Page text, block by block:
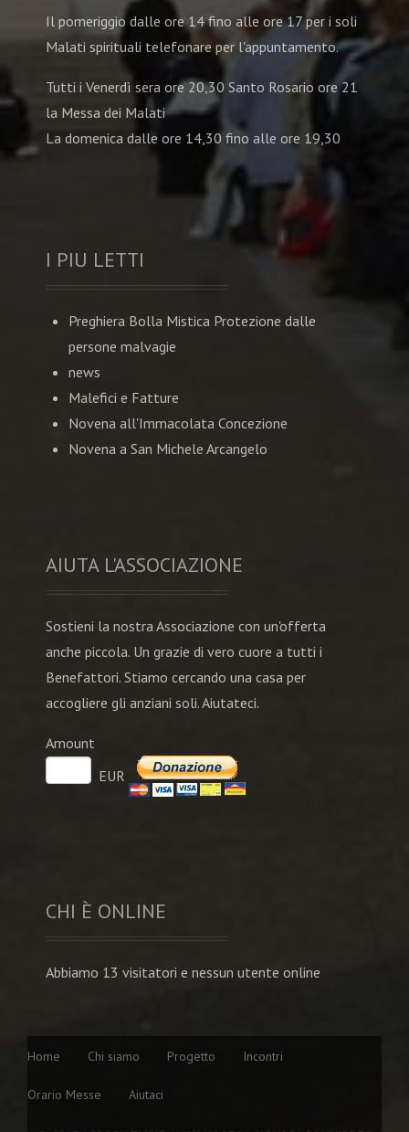
Il pomeriggio dalle ore 14 fino alle ore 17 per i soli
Malati spirituali telefonare per l'appuntamento.
Tutti i Venerdì sera ore 20,30 Santo Rosario ore 21
la Messa dei Malati
La domenica dalle ore 14,30 fino alle ore 19,30
I PIU LETTI
Preghiera Bolla Mistica Protezione dalle
persone malvagie
news
Malefici e Fatture
Novena all'Immacolata Concezione
Novena a San Michele Arcangelo
AIUTA L'ASSOCIAZIONE
Sostieni la nostra Associazione con un'offerta
anche piccola. Un grazie di vero cuore a tutti i
Benefattori. Stiamo cercando una casa per
accogliere gli anziani soli. Aiutateci.
Amount
EUR
CHI È ONLINE
Abbiamo 13 visitatori e nessun utente online
Home Chi siamo Progetto Incontri
Orario Messe Aiutaci